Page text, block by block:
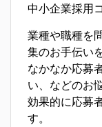
中小企業採用
業種や職種を
集のお手伝い
なかなか応募
い、などのお
効果的に応募
す。